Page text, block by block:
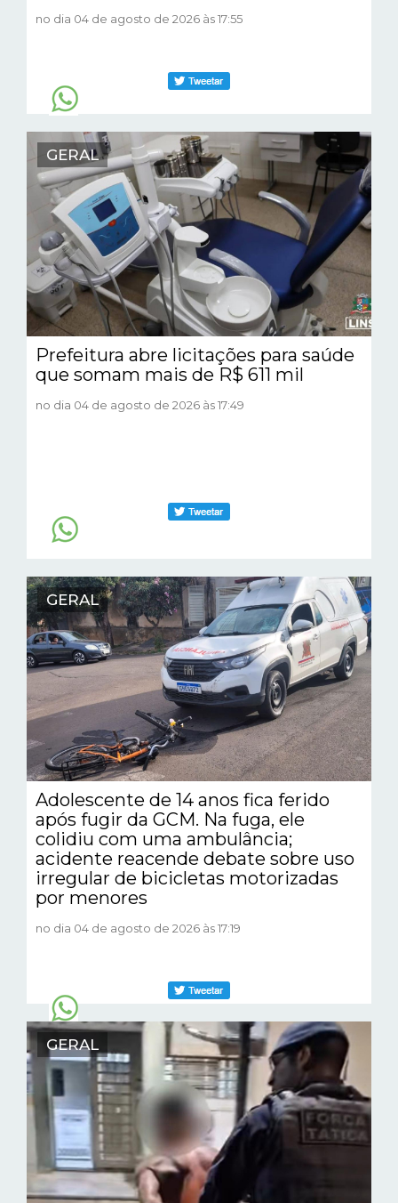
no dia 04 de agosto de 2026 às 17:55
GERAL
Prefeitura abre licitações para saúde
que somam mais de R$ 611 mil
no dia 04 de agosto de 2026 às 17:49
GERAL
Adolescente de 14 anos fica ferido
após fugir da GCM. Na fuga, ele
colidiu com uma ambulância;
acidente reacende debate sobre uso
irregular de bicicletas motorizadas
por menores
no dia 04 de agosto de 2026 às 17:19
GERAL